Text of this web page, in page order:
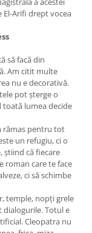
El-Arifi drept vocea
să facă din
Am citit multe
nu e decorativă.
pot șterge o
toată lumea decide
rămas pentru tot
un refugiu, ci o
știind că fiecare
roman care te face
ci să schimbe
temple, nopți grele
dialogurile. Totul e
Cleopatra nu